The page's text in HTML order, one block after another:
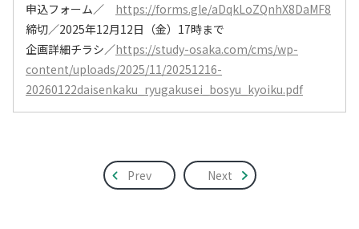
申込フォーム／ https://forms.gle/aDqkLoZQnhX8DaMF8
締切／2025年12月12日（金）17時まで
企画詳細チラシ／https://study-osaka.com/cms/wp-
content/uploads/2025/11/20251216-
20260122daisenkaku_ryugakusei_bosyu_kyoiku.pdf
Prev Next